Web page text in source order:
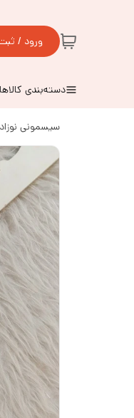
ورود /
دسته‌بندی کالاها
سیسمونی